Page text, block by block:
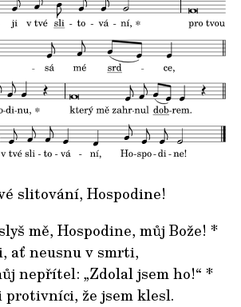
slitování, Hospodine!
mě, Hospodine, můj Bože! *
ať neusnu v smrti,
nepřítel: „Zdolal jsem ho!“ *
protivníci, že jsem klesl.